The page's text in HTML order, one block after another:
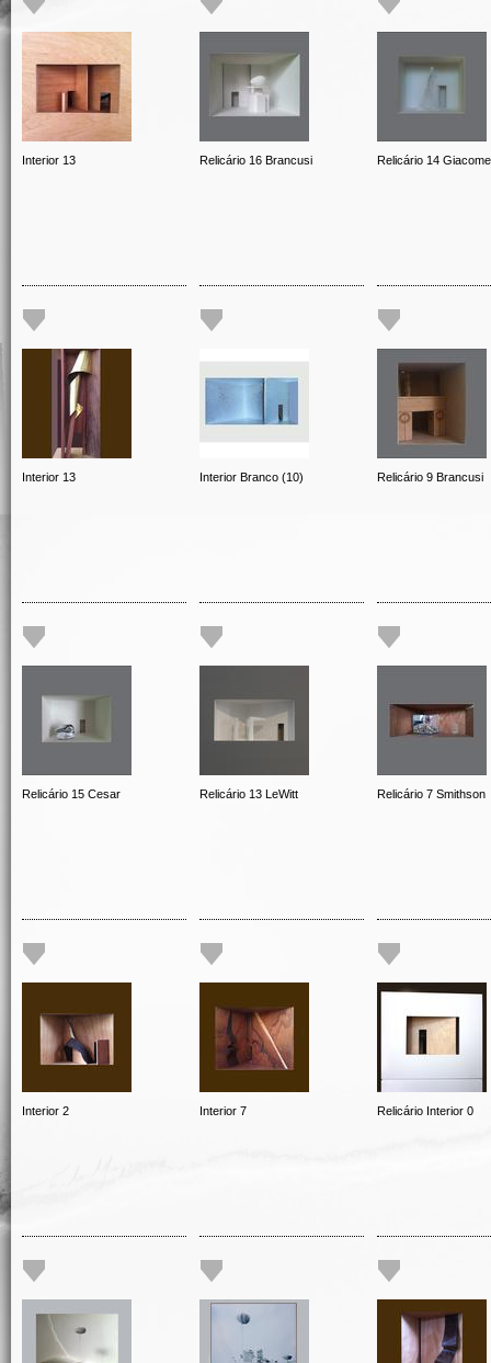
Interior 13 Relicário 16 Brancusi Relicário 14
Interior 13 Interior Branco (10) Relicário 9 Brancusi
Relicário 15 Cesar Relicário 13 LeWitt Relicário 7 Smithson
Interior 2 Interior 7 Relicário Interior 0